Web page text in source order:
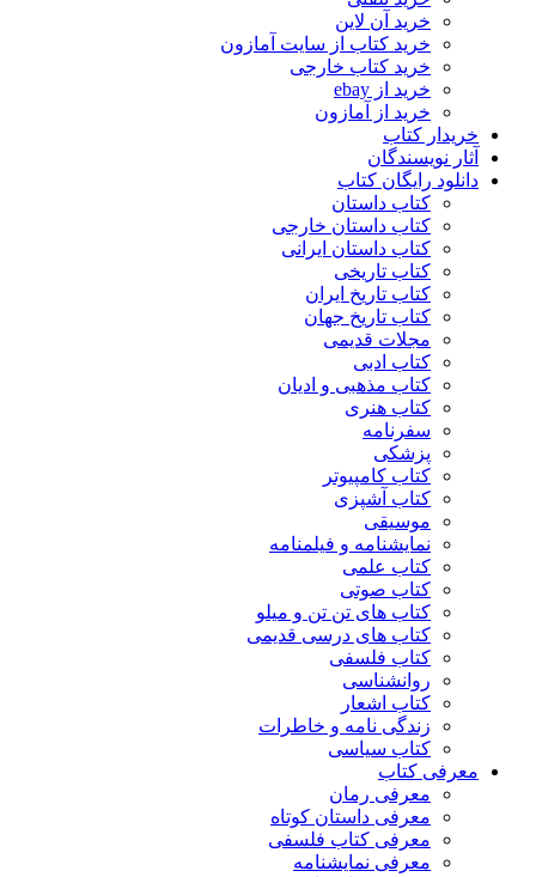
خرید آن لاین
خرید کتاب از سایت آمازون
خرید کتاب خارجی
خرید از ebay
خرید از آمازون
خریدار کتاب
آثار نویسندگان
دانلود رایگان کتاب
کتاب داستان
کتاب داستان خارجی
کتاب داستان ایرانی
کتاب تاریخی
کتاب تاریخ ایران
کتاب تاریخ جهان
مجلات قدیمی
کتاب ادبی
کتاب مذهبی و ادیان
کتاب هنری
سفرنامه
پزشکی
کتاب کامپیوتر
کتاب آشپزی
موسیقی
نمایشنامه و فیلمنامه
کتاب علمی
کتاب صوتی
کتاب های تن تن و میلو
کتاب های درسی قدیمی
کتاب فلسفی
روانشناسی
کتاب اشعار
زندگی نامه و خاطرات
کتاب سیاسی
معرفی کتاب
معرفی رمان
معرفی داستان کوتاه
معرفی کتاب فلسفی
معرفی نمایشنامه